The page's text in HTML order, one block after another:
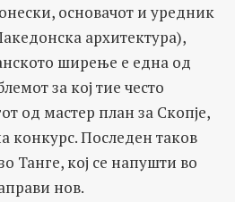
основачот и уредник
архитектура),
ширење е една од
за кој тие често
од мастер план за Скопје,
конкурс. Последен таков
Танге, кој се напушти во
нов.